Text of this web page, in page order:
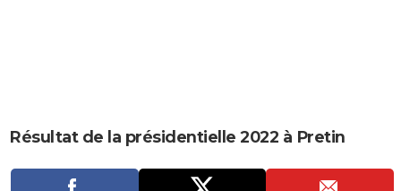
CARTE DE VOEUX
DICTIONNAIRE
Résultat de la présidentielle 2022 à Pretin